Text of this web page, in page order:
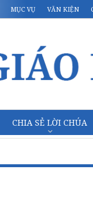
MỤC VỤ VĂN KIỆN
CHIA SẺ LỜI CHÚA